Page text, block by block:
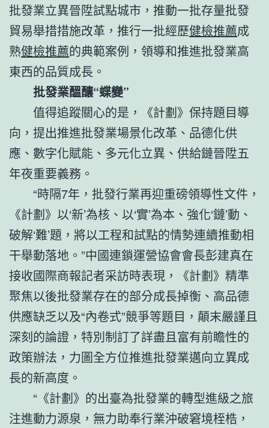
批發業立異晉陞試點城市，推動一批存量批發
貿易舉措措施改革，推行一批經歷健檢推薦成
熟健檢推薦的典範案例，領導和推進批發業高
東西的品質成長。
批發業醞釀“蝶變”
值得追蹤關心的是，《計劃》保持題目導
向，提出推進批發業場景化改革、品德化供
應、數字化賦能、多元化立異、供給鏈晉陞五
年夜重要義務。
“時隔7年，批發行業再迎重磅領導性文件，
《計劃》以‘新’為核、以‘實’為本、強化‘鏈’動、
破解‘難’題，將以工程和試點的情勢連續推動相
干舉動落地。”中國連鎖運營協會會長彭建真在
接收國際商報記者采訪時表現，《計劃》精準
聚焦以後批發業存在的部分成長掉衡、高品德
供應缺乏以及“內卷式”競爭等題目，顛末嚴謹且
深刻的論證，特別制訂了詳盡且富有前瞻性的
政策辦法，力圖全方位推進批發業邁向立異成
長的新高度。
“《計劃》的出臺為批發業的轉型進級之旅
注進動力源泉，無力助奉行業沖破窘境桎梏，